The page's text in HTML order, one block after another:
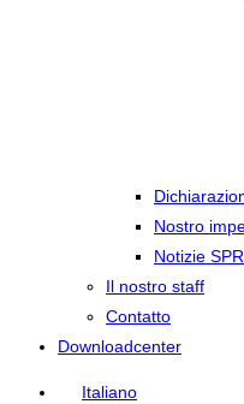
Nostro
Notizie
Il nostro staff
Contatto
Downloadcenter
Italiano